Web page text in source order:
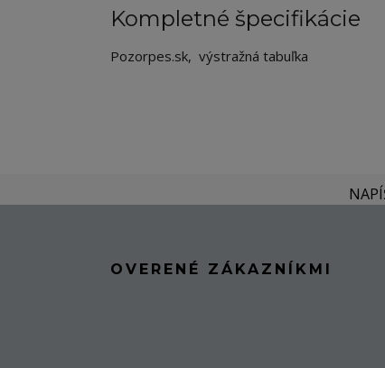
Kompletné špecifikácie
Pozorpes.sk, výstražná tabuľka
OVERENÉ ZÁKAZNÍKMI